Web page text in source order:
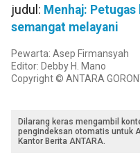
judul: Menhaj:
semangat melayani
Pewarta: Asep Firmansyah
Editor: Debby H. Mano
Copyright © ANTARA
Dilarang keras mengambil
pengindeksan otomatis untuk
Kantor Berita ANTARA.